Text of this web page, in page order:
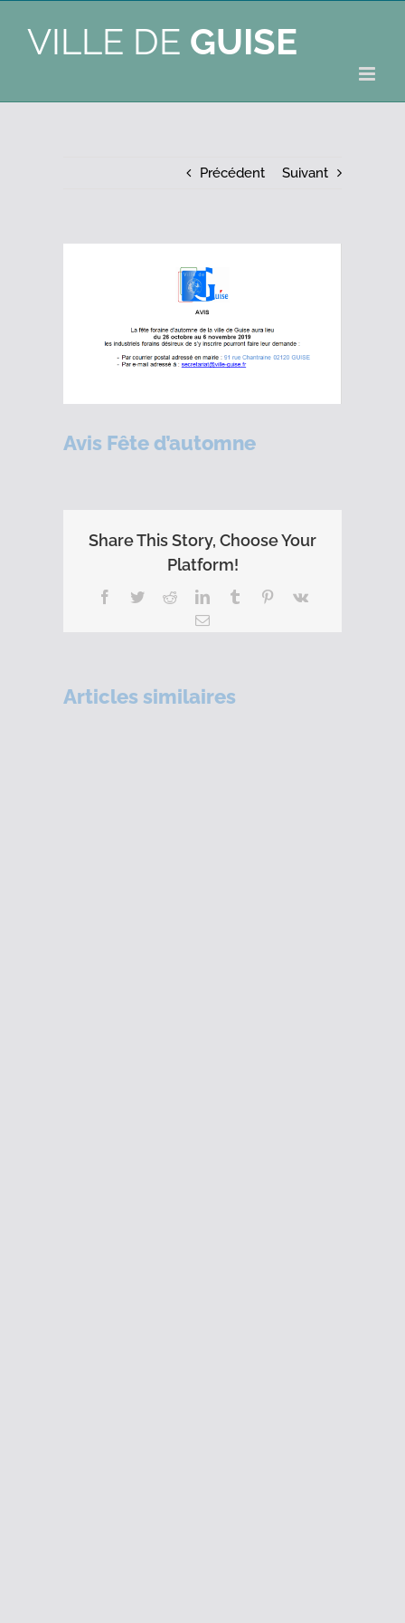
VILLE DE GUISE
Précédent Suivant
Avis Fête d’automne
Share This Story, Choose Your
Platform!
Facebook
TwitterRedditLinkedInTumblr Pinterest
Vk
Email
Articles similaires